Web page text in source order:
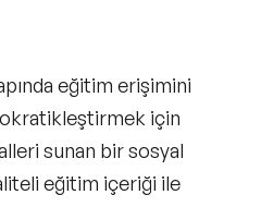
eğitim erişimini
için
sunan bir sosyal
eğitim içeriği ile